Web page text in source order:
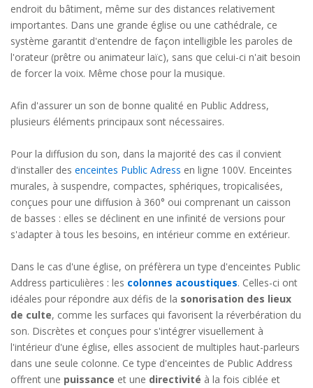
endroit du bâtiment, même sur des distances relativement
importantes. Dans une grande église ou une cathédrale, ce
système garantit d'entendre de façon intelligible les paroles de
l'orateur (prêtre ou animateur laïc), sans que celui-ci n'ait besoin
de forcer la voix. Même chose pour la musique.
Afin d'assurer un son de bonne qualité en Public Address,
plusieurs éléments principaux sont nécessaires.
Pour la diffusion du son, dans la majorité des cas il convient
d'installer des enceintes Public Adress en ligne 100V. Enceintes
murales, à suspendre, compactes, sphériques, tropicalisées,
conçues pour une diffusion à 360° oui comprenant un caisson
de basses : elles se déclinent en une infinité de versions pour
s'adapter à tous les besoins, en intérieur comme en extérieur.
Dans le cas d'une église, on préfèrera un type d'enceintes Public
Address particulières : les colonnes acoustiques. Celles-ci ont
idéales pour répondre aux défis de la sonorisation des lieux
de culte, comme les surfaces qui favorisent la réverbération du
son. Discrètes et conçues pour s'intégrer visuellement à
l'intérieur d'une église, elles associent de multiples haut-parleurs
dans une seule colonne. Ce type d'enceintes de Public Address
offrent une puissance et une directivité à la fois ciblée et